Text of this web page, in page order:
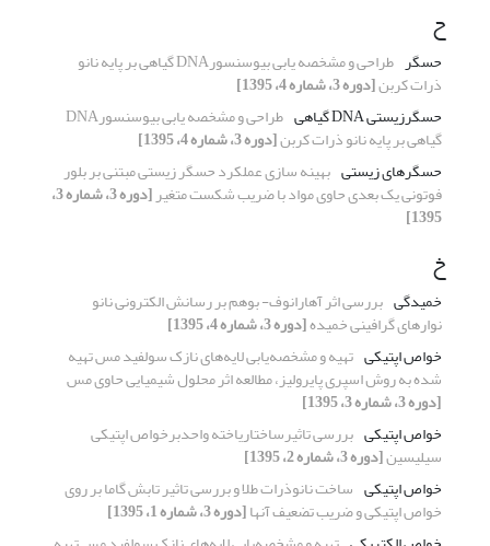
ح
حسگر طراحی و مشخصه یابی بیوسنسورDNA گیاهی بر پایه نانو
ذرات کربن[دوره 3، شماره 4، 1395]
حسگرزیستی DNA گیاهی
طراحی و مشخصه یابی بیوسنسورDNA
گیاهی بر پایه نانو ذرات کربن[دوره 3، شماره 4، 1395]
حسگرهای زیستی بهینه سازی عملکرد حسگر زیستی مبتنی بر بلور
فوتونی یک بعدی حاوی مواد با ضریب شکست متغیر [دوره 3، شماره 3،
1395]
خ
خمیدگی بررسی اثر آهارانوف- بوهم بر رسانش الکترونی نانو
نوارهای گرافینی خمیده[دوره 3، شماره 4، 1395]
خواص اپتیکی تهیه و مشخصه‌یابی لایه‌های نازک سولفید مس تهیه
شده به روش اسپری پایرولیز، مطالعه اثر محلول شیمیایی حاوی مس
[دوره 3، شماره 3، 1395]
خواص اپتیکی بررسی تاثیرساختاریاخته واحدبرخواص اپتیکی
سیلیسین[دوره 3، شماره 2، 1395]
خواص اپتیکی ساخت نانوذرات طلا و بررسی تاثیر تابش گاما بر روی
خواص اپتیکی و ضریب تضعیف آنها[دوره 3، شماره 1، 1395]